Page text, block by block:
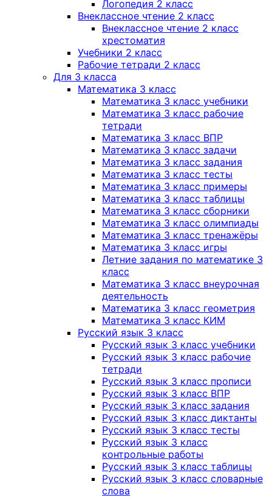
Логопедия 2 класс
Внеклассное чтение 2 класс
Внеклассное чтение 2 класс
хрестоматия
Учебники 2 класс
Рабочие тетради 2 класс
Для 3 класса
Математика 3 класс
Математика 3 класс учебники
Математика 3 класс рабочие
тетради
Математика 3 класс ВПР
Математика 3 класс задачи
Математика 3 класс задания
Математика 3 класс тесты
Математика 3 класс примеры
Математика 3 класс таблицы
Математика 3 класс сборники
Математика 3 класс олимпиады
Математика 3 класс тренажёры
Математика 3 класс игры
Летние задания по математике 3
класс
Математика 3 класс внеурочная
деятельность
Математика 3 класс геометрия
Математика 3 класс КИМ
Русский язык 3 класс
Русский язык 3 класс учебники
Русский язык 3 класс рабочие
тетради
Русский язык 3 класс прописи
Русский язык 3 класс ВПР
Русский язык 3 класс задания
Русский язык 3 класс диктанты
Русский язык 3 класс тесты
Русский язык 3 класс
контрольные работы
Русский язык 3 класс таблицы
Русский язык 3 класс словарные
слова